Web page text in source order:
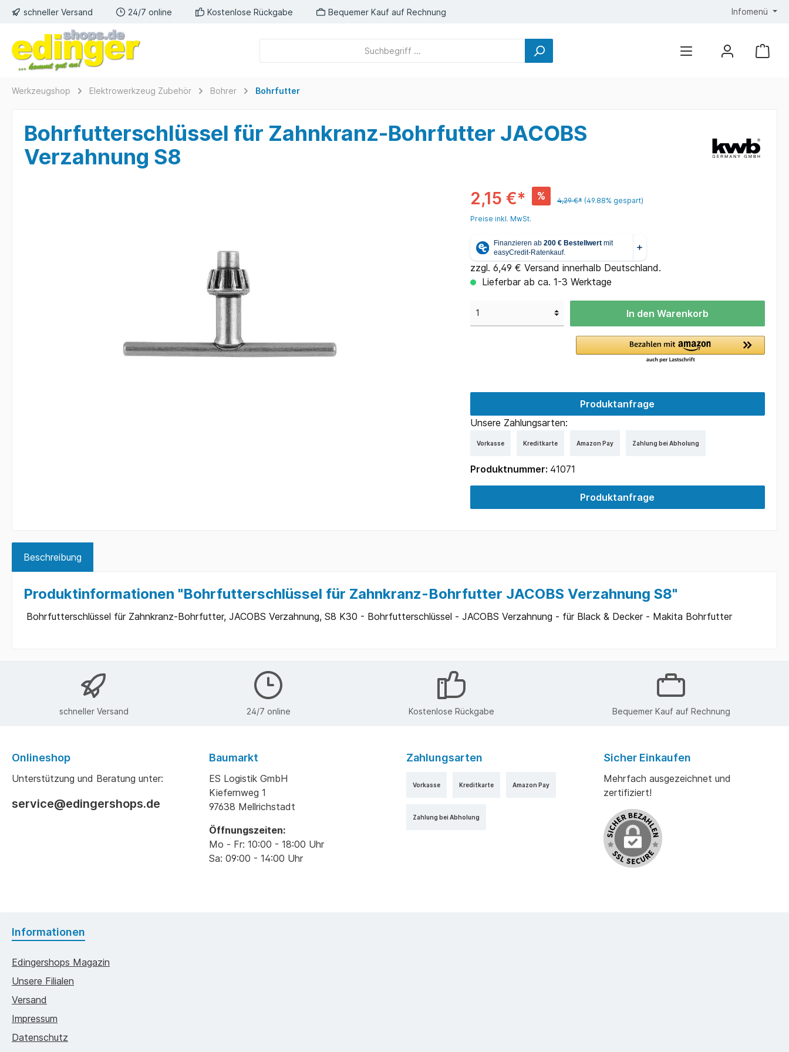
schneller Versand 24/7 online Kostenlose Rückgabe Bequemer Kauf auf Rechnung Infomenü
Werkzeugshop Elektrowerkzeug Zubehör Bohrer Bohrfutter
Bohrfutterschlüssel für Zahnkranz-Bohrfutter JACOBS
Verzahnung S8
2,15 €* % 4,29 €* (49.88% gespart)
Preise inkl. MwSt.
zzgl. 6,49 € Versand innerhalb Deutschland.
Lieferbar ab ca. 1-3 Werktage
In den Warenkorb
Produktanfrage
Unsere Zahlungsarten:
Vorkasse Kreditkarte Amazon Pay Zahlung bei Abholung
Produktnummer: 41071
Produktanfrage
Beschreibung
Produktinformationen "Bohrfutterschlüssel für Zahnkranz-Bohrfutter JACOBS Verzahnung S8"
Bohrfutterschlüssel für Zahnkranz-Bohrfutter, JACOBS Verzahnung, S8 K30 - Bohrfutterschlüssel - JACOBS Verzahnung - für Black & Decker - Makita Bohrfutter
schneller Versand 24/7 online Kostenlose Rückgabe Bequemer Kauf auf Rechnung
Onlineshop
Unterstützung und Beratung unter:
service@edingershops.de
Baumarkt
ES Logistik GmbH
Kiefernweg 1
97638 Mellrichstadt
Öffnungszeiten:
Mo - Fr: 10:00 - 18:00 Uhr
Sa: 09:00 - 14:00 Uhr
Zahlungsarten
Vorkasse Kreditkarte Amazon Pay
Zahlung bei Abholung
Sicher Einkaufen
Mehrfach ausgezeichnet und
zertifiziert!
Informationen
Edingershops Magazin
Unsere Filialen
Versand
Impressum
Datenschutz